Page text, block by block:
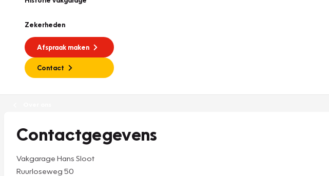
Zekerheden
Afspraak maken
Contact
Contactgegevens
Vakgarage Hans Sloot
Ruurloseweg 50